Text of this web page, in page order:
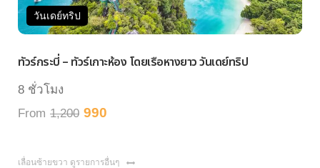
วันเดย์ทริป
กระบี่ – ทัวร์เกาะห้อง โดยเรือหางยาว วันเดย์ทริป
วโมง
1,200 990
เลื่อนซ้ายขวา ดูรายการอื่นๆ